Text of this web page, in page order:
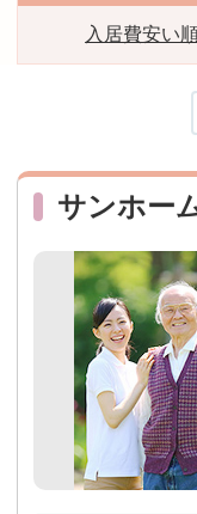
おすすめ施設特集
入居費安い
サンホー